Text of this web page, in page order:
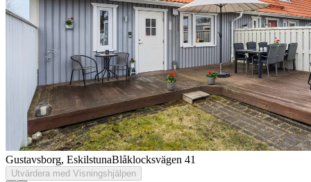
Gustavsborg, EskilstunaBlåklocksvägen 41
Utvärdera med Visningshjälpen